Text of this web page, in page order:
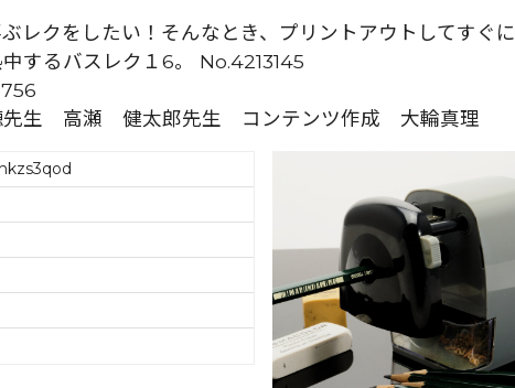
レクをしたい！そんなとき、プリントアウトしてすぐに
するバスレク１6。 No.4213145
生 高瀬 健太郎先生 コンテンツ作成 大輪真理